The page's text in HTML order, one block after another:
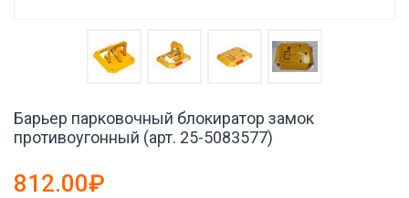
Барьер парковочный блокиратор замок
противоугонный (арт. 25-5083577)
812.00₽